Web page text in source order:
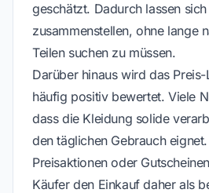
geschätzt. Dadurch lassen
zusammenstellen, ohne lange
Teilen suchen zu müssen.
Darüber hinaus wird das
häufig positiv bewertet. Viele
dass die Kleidung solide
den täglichen Gebrauch
Preisaktionen oder
Käufer den Einkauf daher als